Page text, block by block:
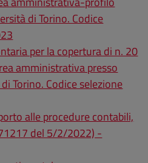
di Torino. Codice
per la copertura di n. 20
amministrativa presso
Torino. Codice selezione
alle procedure contabili,
del 5/2/2022) -